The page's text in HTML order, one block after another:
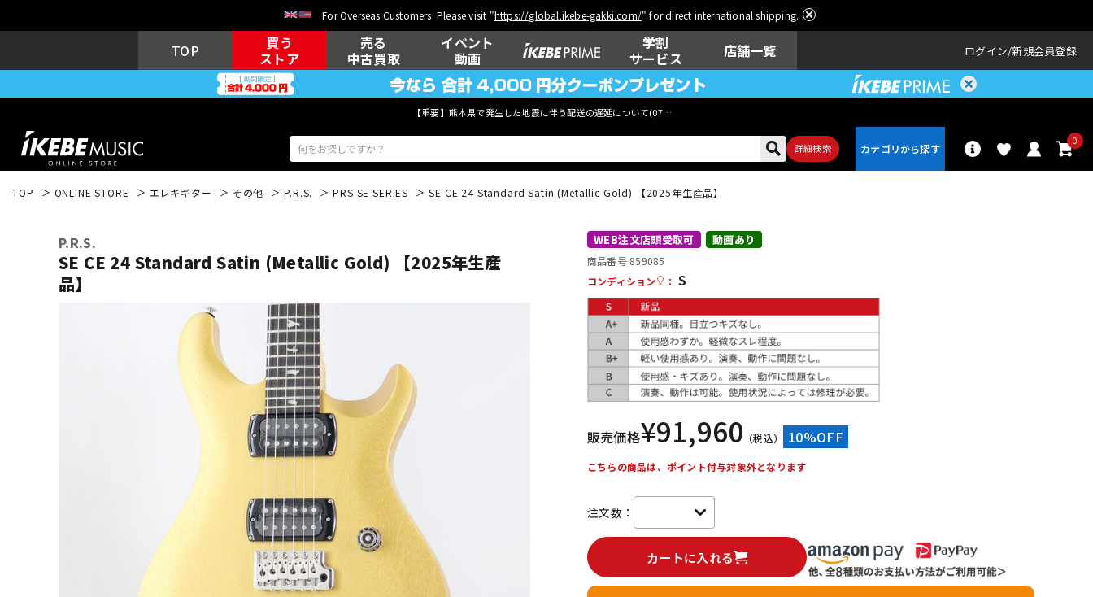
For Overseas Customers: Please visit "https://global.ikebe-gakki.com/" for direct international shipping.
TOP
買う
ストア
売る
中古買取
イベント
動画
学割
サービス
店舗一覧 ログイン 新規会員登録
【重要】熊本県で発生した地震に伴う配送の遅延について(07月29日
詳細検索
0
ウクレレ
電子ピアノ その他楽器
DTM レコーディン
グ機器
配信/ライブ
機器
ヴィンテージ
TOP ONLINE STORE エレキギター その他 P.R.S. PRS SE SERIES SE CE 24 Standard Satin (Metallic Gold) 【2025年生産品】
P.R.S.
SE CE 24 Standard Satin (Metallic Gold) 【2025年生産
品】
WEB注文店頭受取可 動画あり
商品番号 859085
コンディション
： S
販売価格¥91,960 （税込） 10%OFF
こちらの商品は、ポイント付与対象外となります
注文数：
カートに入れる